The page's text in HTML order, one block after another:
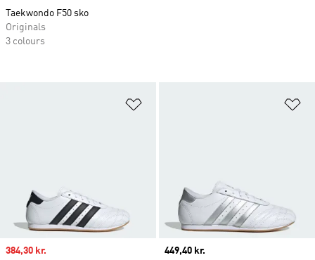
Sale price
384,30 kr. Current price
449,40 kr.
Taekwondo F50 sko
Originals
3 colours